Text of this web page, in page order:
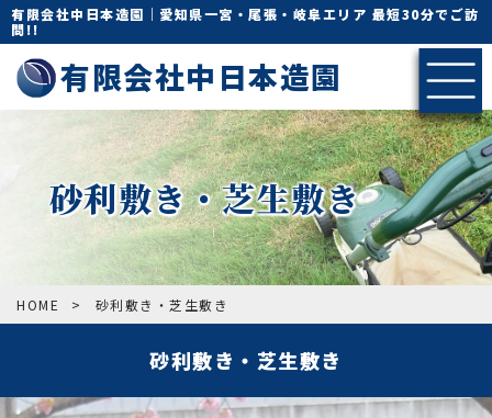
有限会社中日本造園｜愛知県一宮・尾張・岐阜エリア 最短30分でご訪
問!!
有限会社中日本造園
砂利敷き・芝生敷き
HOME > 砂利敷き・芝生敷き
砂利敷き・芝生敷き